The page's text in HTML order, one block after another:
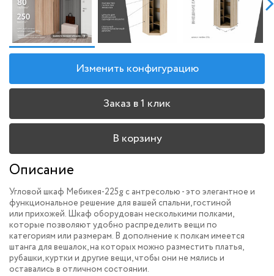
Изменить конфигурацию
Заказ в 1 клик
В корзину
Описание
Угловой шкаф Мебикея-225g с антресолью - это элегантное и
функциональное решение для вашей спальни, гостиной
или прихожей. Шкаф оборудован несколькими полками,
которые позволяют удобно распределить вещи по
категориям или размерам. В дополнение к полкам имеется
штанга для вешалок, на которых можно разместить платья,
рубашки, куртки и другие вещи, чтобы они не мялись и
оставались в отличном состоянии.